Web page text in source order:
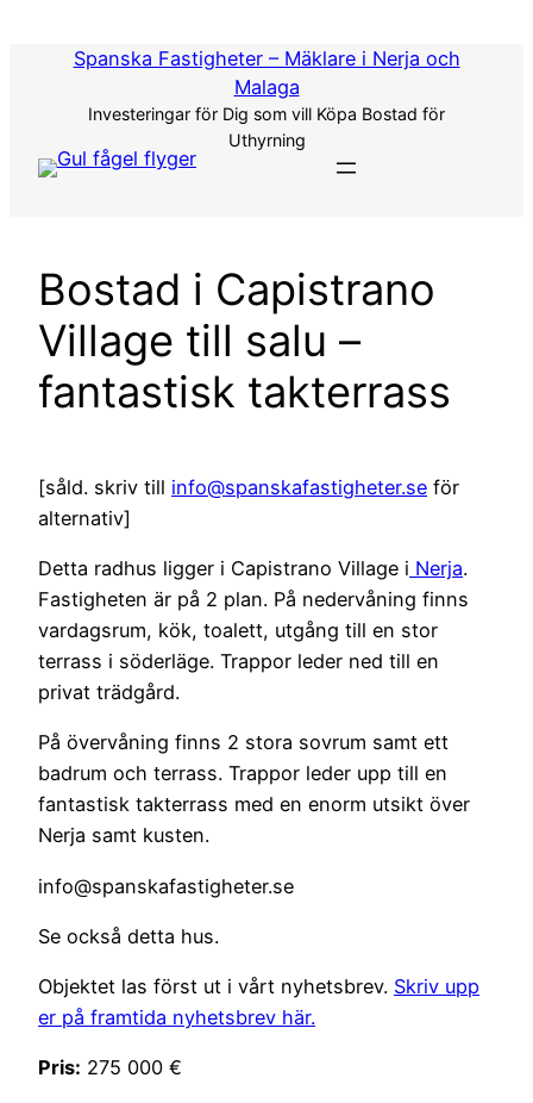
Spanska Fastigheter – Mäklare i Nerja och
Malaga
Investeringar för Dig som vill Köpa Bostad för
Uthyrning
Bostad i Capistrano
Village till salu –
fantastisk takterrass
[såld. skriv till info@spanskafastigheter.se för
alternativ]
Detta radhus ligger i Capistrano Village i Nerja.
Fastigheten är på 2 plan. På nedervåning finns
vardagsrum, kök, toalett, utgång till en stor
terrass i söderläge. Trappor leder ned till en
privat trädgård.
På övervåning finns 2 stora sovrum samt ett
badrum och terrass. Trappor leder upp till en
fantastisk takterrass med en enorm utsikt över
Nerja samt kusten.
info@spanskafastigheter.se
Se också detta hus.
Objektet las först ut i vårt nyhetsbrev. Skriv upp
er på framtida nyhetsbrev här.
Pris: 275 000 €